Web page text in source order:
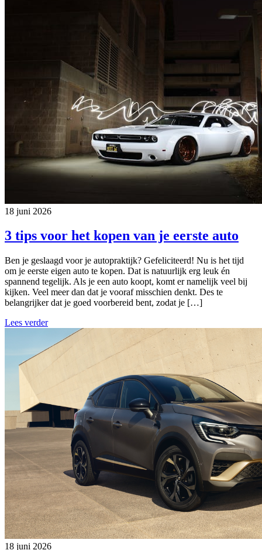
18 juni 2026
3 tips voor het kopen van je eerste auto
Ben je geslaagd voor je autopraktijk? Gefeliciteerd! Nu is het tijd
om je eerste eigen auto te kopen. Dat is natuurlijk erg leuk én
spannend tegelijk. Als je een auto koopt, komt er namelijk veel bij
kijken. Veel meer dan dat je vooraf misschien denkt. Des te
belangrijker dat je goed voorbereid bent, zodat je […]
Lees verder
18 juni 2026